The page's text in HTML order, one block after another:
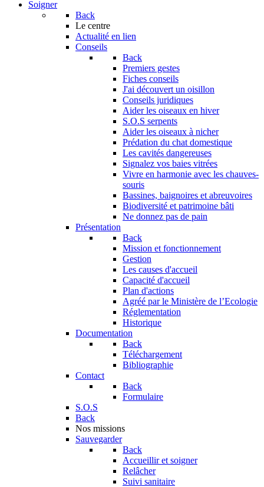
Soigner
Back
Le centre
Actualité en lien
Conseils
Back
Premiers gestes
Fiches conseils
J'ai découvert un oisillon
Conseils juridiques
Aider les oiseaux en hiver
S.O.S serpents
Aider les oiseaux à nicher
Prédation du chat domestique
Les cavités dangereuses
Signalez vos baies vitrées
Vivre en harmonie avec les chauves-
souris
Bassines, baignoires et abreuvoires
Biodiversité et patrimoine bâti
Ne donnez pas de pain
Présentation
Back
Mission et fonctionnement
Gestion
Les causes d'accueil
Capacité d'accueil
Plan d'actions
Agréé par le Ministère de l’Ecologie
Réglementation
Historique
Documentation
Back
Téléchargement
Bibliographie
Contact
Back
Formulaire
S.O.S
Back
Nos missions
Sauvegarder
Back
Accueillir et soigner
Relâcher
Suivi sanitaire